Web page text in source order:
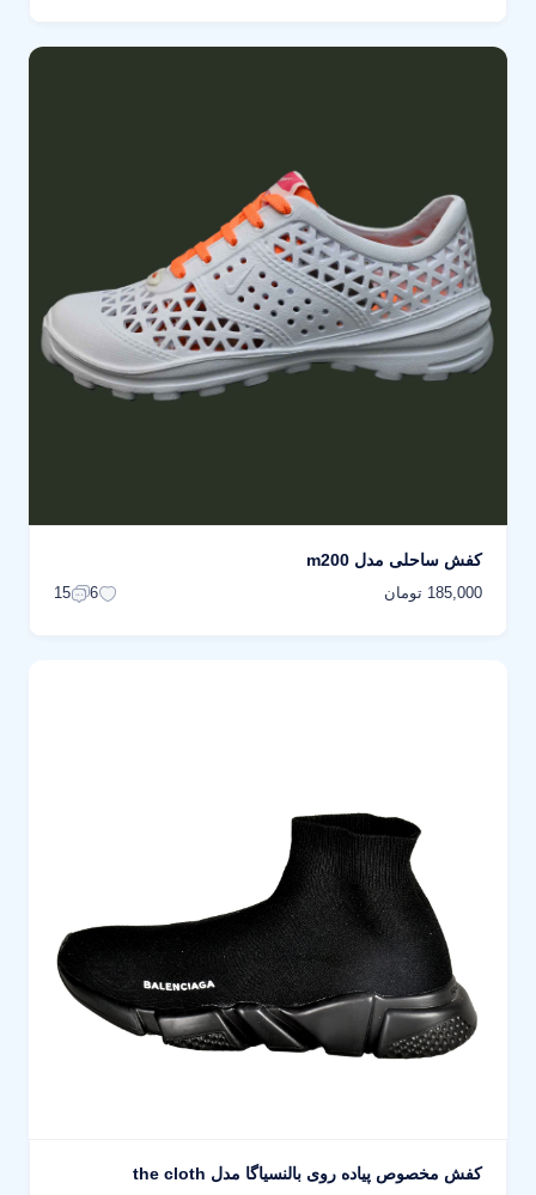
کفش ساحلی مدل m200
185,000 تومان 6
15
کفش مخصوص پیاده روی بالنسیاگا مدل the cloth